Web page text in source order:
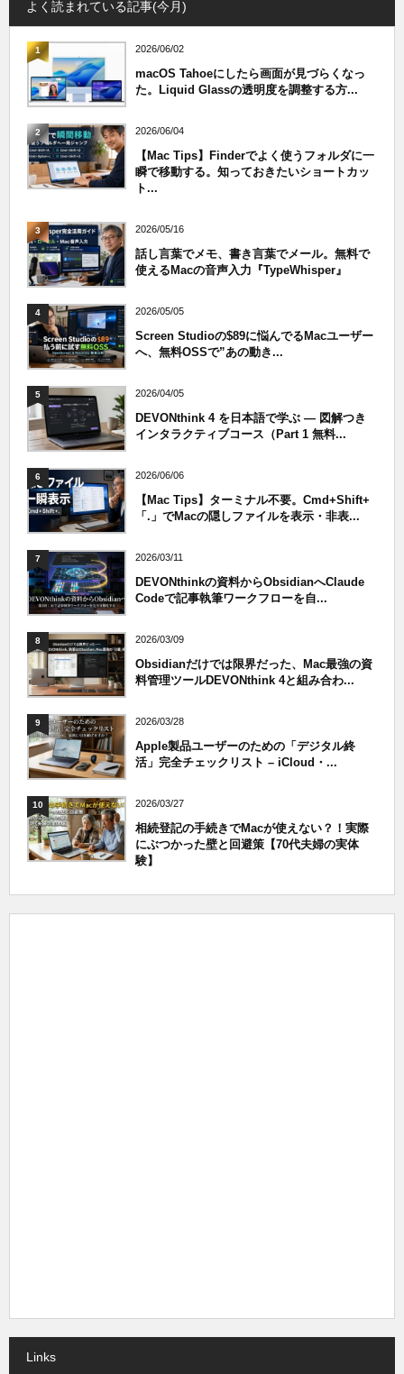
よく読まれている記事(今月)
1 2026/06/02
macOS Tahoeにしたら画面が見づらくなっ
た。Liquid Glassの透明度を調整する方...
2 2026/06/04
【Mac Tips】Finderでよく使うフォルダに一
瞬で移動する。知っておきたいショートカッ
ト...
3 2026/05/16
話し言葉でメモ、書き言葉でメール。無料で
使えるMacの音声入力『TypeWhisper』
4 2026/05/05
Screen Studioの$89に悩んでるMacユーザー
へ、無料OSSで”あの動き...
5 2026/04/05
DEVONthink 4 を日本語で学ぶ — 図解つき
インタラクティブコース（Part 1 無料...
6 2026/06/06
【Mac Tips】ターミナル不要。Cmd+Shift+
「.」でMacの隠しファイルを表示・非表...
7 2026/03/11
DEVONthinkの資料からObsidianへClaude
Codeで記事執筆ワークフローを自...
8 2026/03/09
Obsidianだけでは限界だった、Mac最強の資
料管理ツールDEVONthink 4と組み合わ...
9 2026/03/28
Apple製品ユーザーのための「デジタル終
活」完全チェックリスト – iCloud・...
10 2026/03/27
相続登記の手続きでMacが使えない？！実際
にぶつかった壁と回避策【70代夫婦の実体
験】
Links